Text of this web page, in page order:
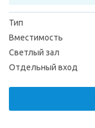
Тип
Вместимость
Светлый зал
Отдельный вход